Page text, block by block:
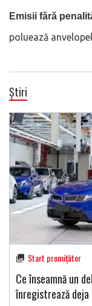
Emisii fără
poluează
Știri
Start promițător
Ce înseamnă un
înregistrează